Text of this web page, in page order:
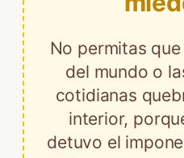
No permitas
del mundo o
cotidianas
interior,
detuvo el